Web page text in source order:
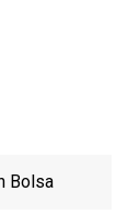
Bolsa